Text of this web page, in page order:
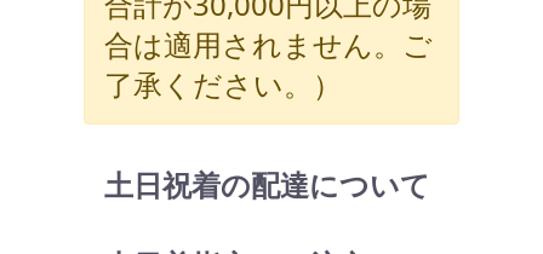
合は適用されません。ご
了承ください。）
土日祝着の配達について